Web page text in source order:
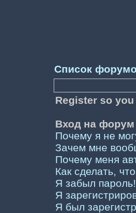
Список
Register so
Вход на форум
Почему я не
Зачем мне
Почему меня
Как сделать,
Я забыл пароль!
Я
Я был